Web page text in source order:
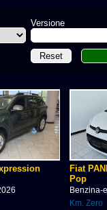
Versione
Fiat
Pop
Benzina-
Km. Zero